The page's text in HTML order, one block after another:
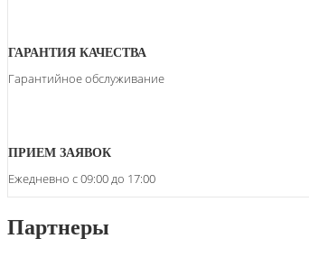
ГАРАНТИЯ КАЧЕСТВА
Гарантийное обслуживание
ПРИЕМ ЗАЯВОК
Ежедневно с 09:00 до 17:00
Партнеры